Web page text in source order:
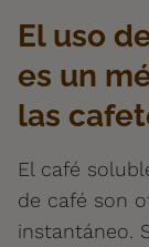
El uso
es un
las
El café
de café son
instantáneo.